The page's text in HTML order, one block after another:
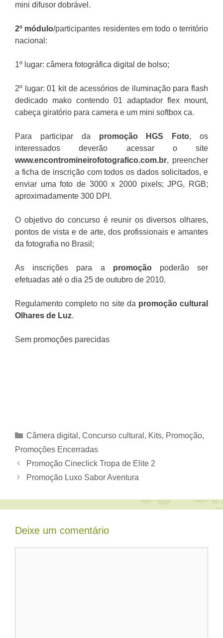
mini difusor dobrável.
2º módulo/participantes residentes em todo o território
nacional:
1º lugar: câmera fotográfica digital de bolso;
2º lugar: 01 kit de acessórios de iluminação para flash
dedicado mako contendo 01 adaptador flex mount,
cabeça giratório para camera e um mini softbox ca.
Para participar da promoção HGS Foto, os
interessados deverão acessar o site
www.encontromineirofotografico.com.br, preencher
a ficha de inscrição com todos os dados solicitados, e
enviar uma foto de 3000 x 2000 pixels; JPG, RGB;
aproximadamente 300 DPI.
O objetivo do concurso é reunir os diversos olhares,
pontos de vista e de arte, dos profissionais e amantes
da fotografia no Brasil;
As inscrições para a promoçãopoderão ser
efetuadas até o dia 25 de outubro de 2010.
Regulamento completo no site da promoção cultural
Olhares de Luz.
Sem promoções parecidas
Categorias
Câmera digital , Concurso cultural , Kits, Promoção,
Promoções Encerradas
Promoção Cineclick Tropa de Elite 2
Promoção Luxo Sabor Aventura
Deixe um comentário